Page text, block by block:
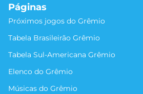
Páginas
Próximos jogos do Grêmio
Tabela Brasileirão Grêmio
Tabela Sul-Americana Grêmio
Elenco do Grêmio
Músicas do Grêmio